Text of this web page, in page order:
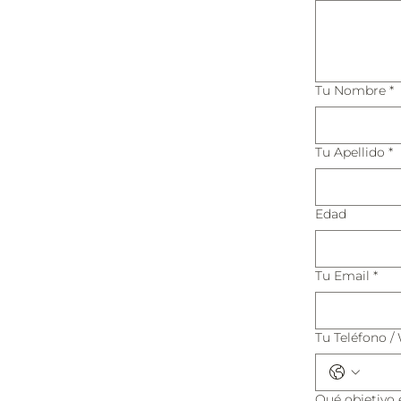
Tu Nombre *
Tu Apellido *
Edad
Tu Email *
Tu Teléfono /